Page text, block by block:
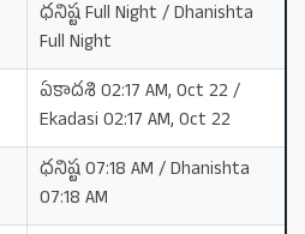
ధనిష్ట Full Night / Dhanishta
Full Night
ఏకాదశి 02:17 AM, Oct 22 /
Ekadasi 02:17 AM, Oct 22
ధనిష్ట 07:18 AM / Dhanishta
07:18 AM